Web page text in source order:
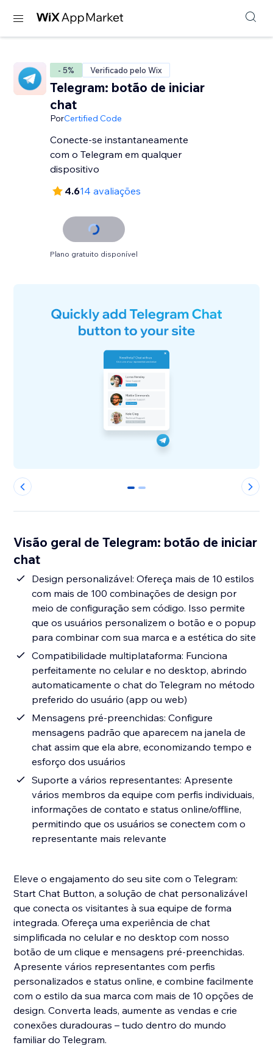
- 5% Verificado pelo Wix
Telegram: botão de iniciar
chat
PorCertified Code
Conecte-se instantaneamente
com o Telegram em qualquer
dispositivo
4.614 avaliações
Plano gratuito disponível
0 1
Visão geral de Telegram: botão de iniciar
chat
Design personalizável: Ofereça mais de 10 estilos
com mais de 100 combinações de design por
meio de configuração sem código. Isso permite
que os usuários personalizem o botão e o popup
para combinar com sua marca e a estética do site
Compatibilidade multiplataforma: Funciona
perfeitamente no celular e no desktop, abrindo
automaticamente o chat do Telegram no método
preferido do usuário (app ou web)
Mensagens pré-preenchidas: Configure
mensagens padrão que aparecem na janela de
chat assim que ela abre, economizando tempo e
esforço dos usuários
Suporte a vários representantes: Apresente
vários membros da equipe com perfis individuais,
informações de contato e status online/offline,
permitindo que os usuários se conectem com o
representante mais relevante
Eleve o engajamento do seu site com o Telegram:
Start Chat Button, a solução de chat personalizável
que conecta os visitantes à sua equipe de forma
integrada. Ofereça uma experiência de chat
simplificada no celular e no desktop com nosso
botão de um clique e mensagens pré-preenchidas.
Apresente vários representantes com perfis
personalizados e status online, e combine facilmente
com o estilo da sua marca com mais de 10 opções de
design. Converta leads, aumente as vendas e crie
conexões duradouras – tudo dentro do mundo
familiar do Telegram.